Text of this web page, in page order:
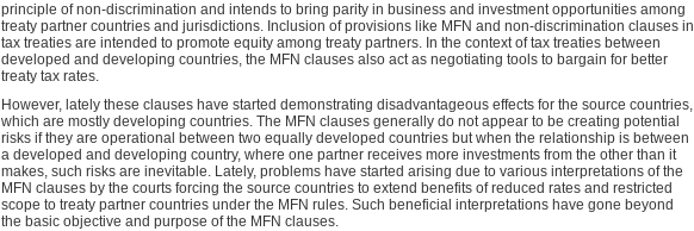
principle of non-discrimination and intends to bring parity in business and investment opportunities among
treaty partner countries and jurisdictions. Inclusion of provisions like MFN and non-discrimination clauses in
tax treaties are intended to promote equity among treaty partners. In the context of tax treaties between
developed and developing countries, the MFN clauses also act as negotiating tools to bargain for better
treaty tax rates.
However, lately these clauses have started demonstrating disadvantageous effects for the source countries,
which are mostly developing countries. The MFN clauses generally do not appear to be creating potential
risks if they are operational between two equally developed countries but when the relationship is between
a developed and developing country, where one partner receives more investments from the other than it
makes, such risks are inevitable. Lately, problems have started arising due to various interpretations of the
MFN clauses by the courts forcing the source countries to extend benefits of reduced rates and restricted
scope to treaty partner countries under the MFN rules. Such beneficial interpretations have gone beyond
the basic objective and purpose of the MFN clauses.